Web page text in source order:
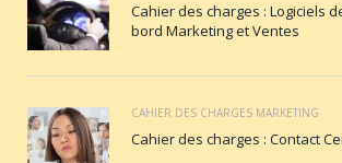
Cahier des charges : Logiciels
bord Marketing et Ventes
CAHIER DES CHARGES MARKETING
Cahier des charges : Contact